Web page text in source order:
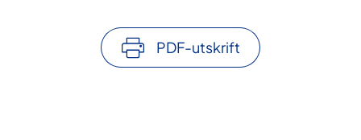
PDF-utskrift